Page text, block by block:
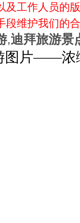
及工作人员的
段维护我们的
,迪拜旅游景
图片——浓